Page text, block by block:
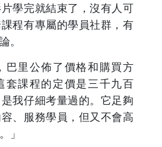
學完就結束了，沒有人可
程有專屬的學員社群，有
。
巴里公佈了價格和購買方
套課程的定價是三千九百
我仔細考量過的。它足夠
、服務學員，但又不會高
」